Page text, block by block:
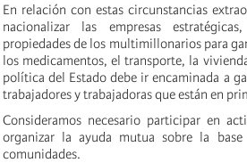
En relación con estas circunstancias
nacionalizar las empresas
propiedades de los multimillonarios para
los medicamentos, el transporte, la
política del Estado debe ir encaminada a
trabajadores y trabajadoras que están en
Consideramos necesario participar en
organizar la ayuda mutua sobre la
comunidades.